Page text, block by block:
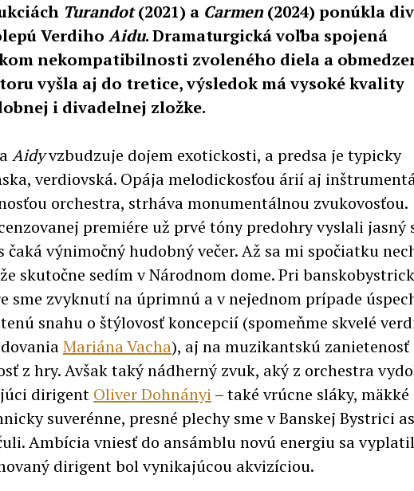
Turandot(2021) a Carmen (2024) ponúkla
Verdiho Aidu. Dramaturgická voľba spojená
nekompatibilnosti zvoleného diela a
vyšla aj do tretice, výsledok má vysoké kvality
i divadelnej zložke.
Aidyvzbudzuje dojem exotickosti, a predsa je typicky
verdiovská. Opája melodickosťou árií aj
orchestra, strháva monumentálnou zvukovosťou.
premiére už prvé tóny predohry vyslali jasný
čaká výnimočný hudobný večer. Až sa mi spočiatku
skutočne sedím v Národnom dome. Pri
sme zvyknutí na úprimnú a v nejednom prípade
snahu o štýlovosť koncepcií (spomeňme skvelé
Mariána Vacha), aj na muzikantskú zanietenosť
z hry. Avšak taký nádherný zvuk, aký z orchestra
dirigent Oliver Dohnányi – také vrúcne sláky, mäkké
suverénne, presné plechy sme v Banskej Bystrici
Ambícia vniesť do ansámblu novú energiu sa
dirigent bol vynikajúcou akvizíciou.